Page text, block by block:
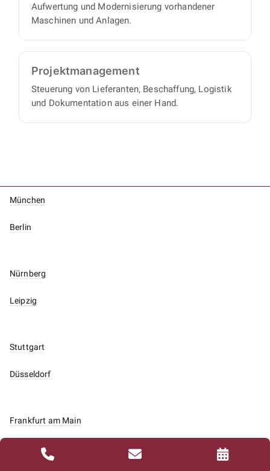
Aufwertung und Modernisierung vorhandener
Maschinen und Anlagen.
Projekt­management
Steuerung von Lieferanten, Beschaffung, Logistik
und Dokumentation aus einer Hand.
München
Berlin
Nürnberg
Leipzig
Stuttgart
Düsseldorf
Frankfurt am Main